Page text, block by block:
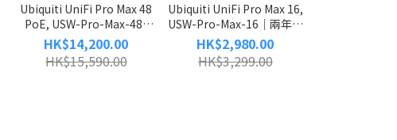
Ubiquiti UniFi Pro Max 48
PoE, USW-Pro-Max-48-
PoE｜兩年原廠保養（全店
免信用卡手續費）
HK$14,200.00
HK$15,590.00
Ubiquiti UniFi Pro Max 16,
USW-Pro-Max-16｜兩年原
廠保養（全店免信用卡手續
費）
HK$2,980.00
HK$3,299.00